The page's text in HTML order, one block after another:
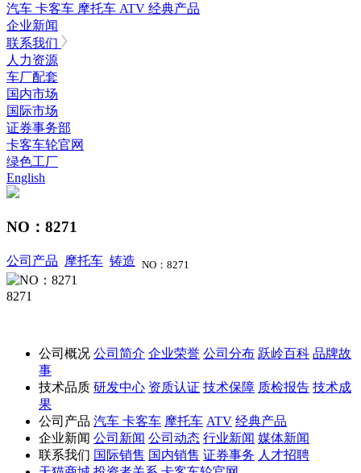
汽车 卡客车 摩托车 ATV 经典产品
企业新闻
联系我们
人力资源
车厂配套
国内市场
国际市场
证券事务部
卡客车轮官网
绿色工厂
English
NO：8271
公司产品 摩托车 铸造 NO：8271
8271
公司概况 公司简介 企业荣誉 公司分布 跃岭百科 品牌故
事
技术品质 研发中心 资质认证 技术保障 质检报告 技术成
果
公司产品 汽车 卡客车 摩托车 ATV 经典产品
企业新闻 公司新闻 公司动态 行业新闻 媒体新闻
联系我们 国际销售 国内销售 证券事务 人才招聘